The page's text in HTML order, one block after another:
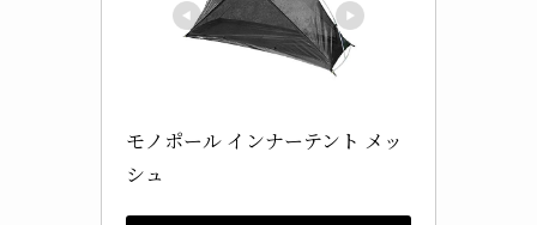
モノポール インナーテント メッ
シュ